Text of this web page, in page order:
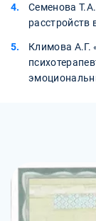
Семенова
расстройств
Климова А.Г.